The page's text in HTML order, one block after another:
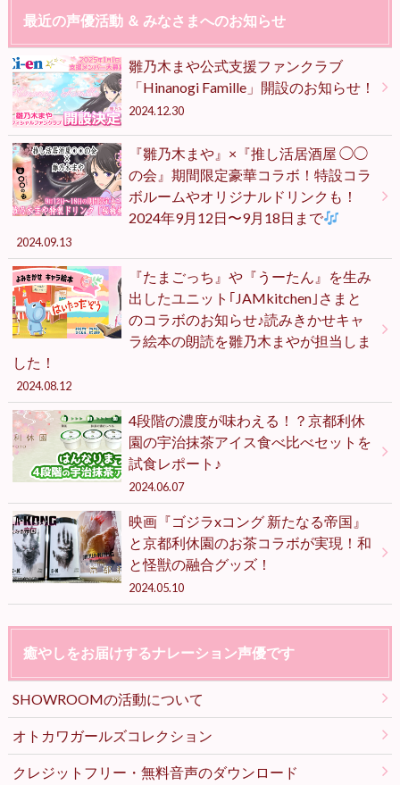
最近の声優活動 ＆ みなさまへのお知らせ
雛乃木まや公式支援ファンクラブ
「Hinanogi Famille」開設のお知らせ！
2024.12.30
『雛乃木まや』×『推し活居酒屋 ◯◯
の会』期間限定豪華コラボ！特設コラ
ボルームやオリジナルドリンクも！
2024年9月12日〜9月18日まで
2024.09.13
『たまごっち』や『うーたん』を生み
出したユニット｢JAMkitchen｣さまと
のコラボのお知らせ♪読みきかせキャ
ラ絵本の朗読を雛乃木まやが担当しま
した！
2024.08.12
4段階の濃度が味わえる！？京都利休
園の宇治抹茶アイス食べ比べセットを
試食レポート♪
2024.06.07
映画『ゴジラxコング 新たなる帝国』
と京都利休園のお茶コラボが実現！和
と怪獣の融合グッズ！
2024.05.10
癒やしをお届けするナレーション声優です
SHOWROOMの活動について
オトカワガールズコレクション
クレジットフリー・無料音声のダウンロード